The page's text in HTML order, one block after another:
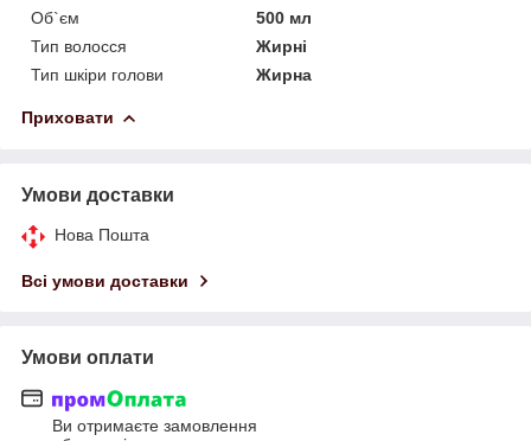
Об`єм
500 мл
Тип волосся
Жирні
Тип шкіри голови
Жирна
Приховати
Умови доставки
Нова Пошта
Всі умови доставки
Умови оплати
Ви отримаєте замовлення